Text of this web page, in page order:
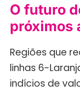
O futuro
próximos
Regiões que
linhas 6-
indícios de